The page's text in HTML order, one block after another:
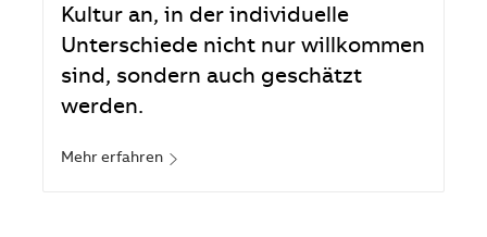
Kultur an, in der individuelle
Unterschiede nicht nur willkommen
sind, sondern auch geschätzt
werden.
Mehr erfahren